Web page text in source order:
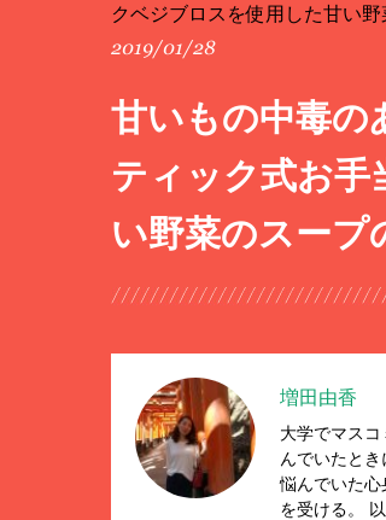
クベジブロスを使用した甘い野
2019/01/28
甘いもの中毒の
ティック式お手
い野菜のスープ
増田由香
大学でマス
んでいたと
悩んでいた
を受ける。